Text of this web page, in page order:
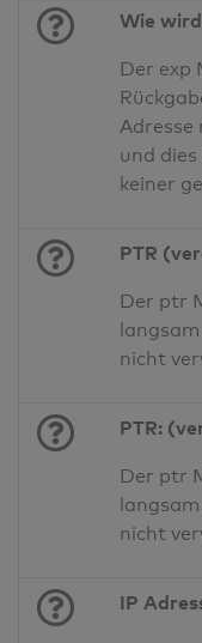
Wie
Der exp
Adresse
und
keiner
PTR
Der ptr
nicht
PTR:
Der ptr
nicht
IP